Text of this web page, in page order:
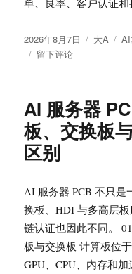
里
累
海
拔
和
是
关
键
发
布
2026年8月7日
分
大A
标
于
与
FCC
政
策
险：
光
模
块
与
NPO
留下评论
AI 服务器
板、交换板
区别
AI 服务器 PCB 不只是
换板、HDI 与多高层
链认证也因此不同。
板与交换板 计算板位
GPU、CPU、内存和